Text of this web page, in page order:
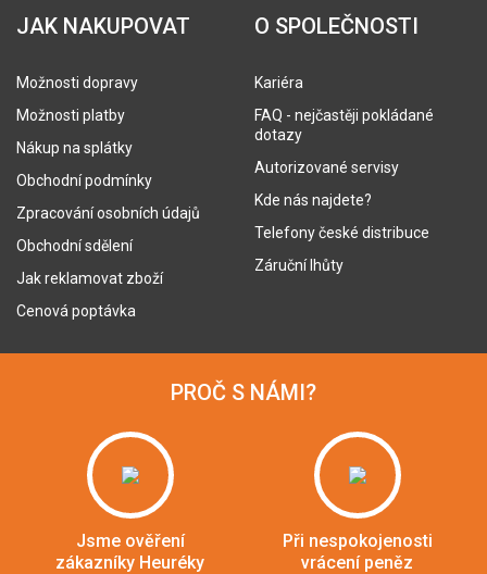
JAK NAKUPOVAT
Možnosti dopravy
Možnosti platby
Nákup na splátky
Obchodní podmínky
Zpracování osobních údajů
Obchodní sdělení
Jak reklamovat zboží
Cenová poptávka
O SPOLEČNOSTI
Kariéra
FAQ - nejčastěji pokládané
dotazy
Autorizované servisy
Kde nás najdete?
Telefony české distribuce
Záruční lhůty
PROČ S NÁMI?
Jsme ověření
zákazníky Heuréky
Při nespokojenosti
vrácení peněz